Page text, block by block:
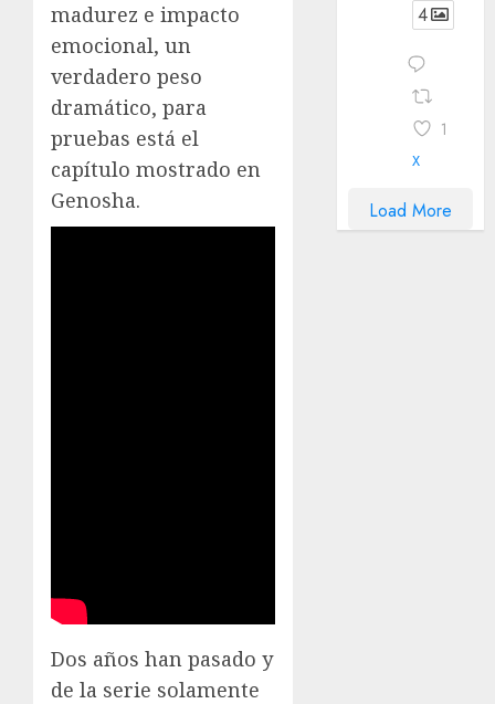
madurez e impacto
emocional, un
verdadero peso
dramático, para
pruebas está el
capítulo mostrado en
Genosha.
Dos años han pasado y
de la serie solamente
4
1
X
Load More